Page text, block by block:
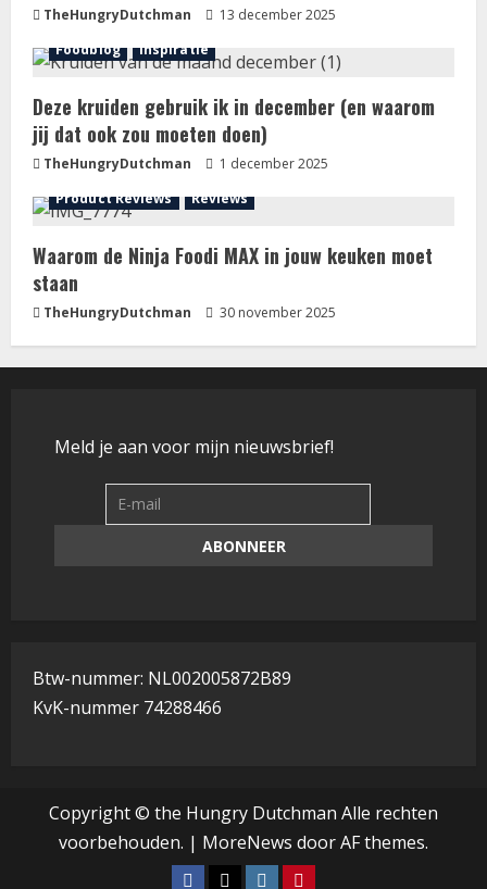
TheHungryDutchman
13 december 2025
Foodblog
Inspiratie
Deze kruiden gebruik ik in december (en waarom
jij dat ook zou moeten doen)
TheHungryDutchman
1 december 2025
Product Reviews
Reviews
Waarom de Ninja Foodi MAX in jouw keuken moet
staan
TheHungryDutchman 30 november 2025
Meld je aan voor mijn nieuwsbrief!
Btw-nummer: NL002005872B89
KvK-nummer 74288466
Copyright © the Hungry Dutchman Alle rechten
voorbehouden. | MoreNews door AF themes.
Facebook
TiktokInstagramPinterest